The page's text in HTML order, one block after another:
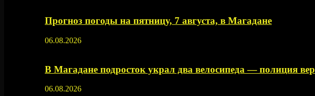
Прогноз погоды на пятницу, 7 августа, в Магадане
06.08.2026
В Магадане подросток украл два велосипеда — полиция
06.08.2026